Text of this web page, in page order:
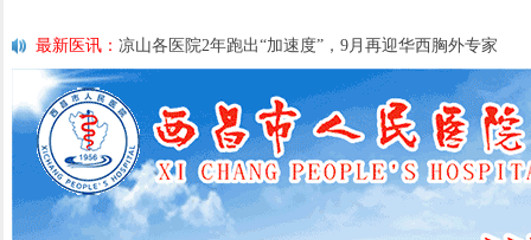
最新医讯： 凉山各医院2年跑出“加速度”，9月再迎华西胸外专家
最新医讯：紧急通知
最新医讯：好消息！四川大学华西医院泌尿外科专家魏强教授来院
最新医讯：西昌市人民总医院携手省科学普及专委会开展卫生下乡
宣传活动
最新医讯：西昌市人民医院耳鼻咽喉头颈外科将于3月3日开展“全国
日”义诊活动
最新医讯： 重磅消息！2月21日起，四川大学华西医院泌尿外科魏强